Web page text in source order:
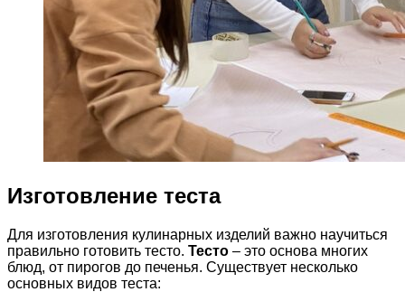
Изготовление теста
Для изготовления кулинарных изделий важно научиться
правильно готовить тесто. Тесто – это основа многих
блюд, от пирогов до печенья. Существует несколько
основных видов теста: